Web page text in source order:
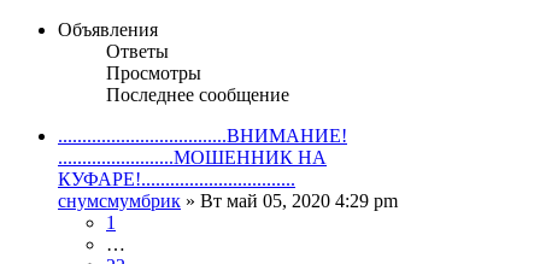
Объявления
Ответы
Просмотры
Последнее сообщение
...................................ВНИМАНИЕ!
........................МОШЕННИК НА
КУФАРЕ!................................
снумсмумбрик » Вт май 05, 2020 4:29 pm
1
…